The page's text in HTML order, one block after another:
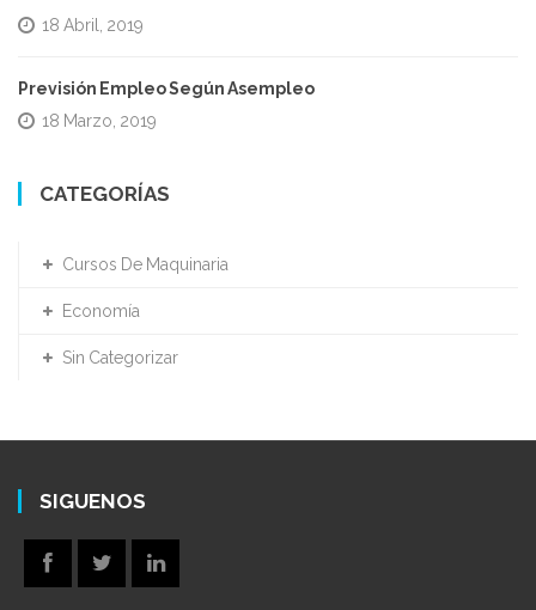
18 Abril, 2019
Previsión Empleo Según Asempleo
18 Marzo, 2019
CATEGORÍAS
Cursos De Maquinaria
Economía
Sin Categorizar
SIGUENOS